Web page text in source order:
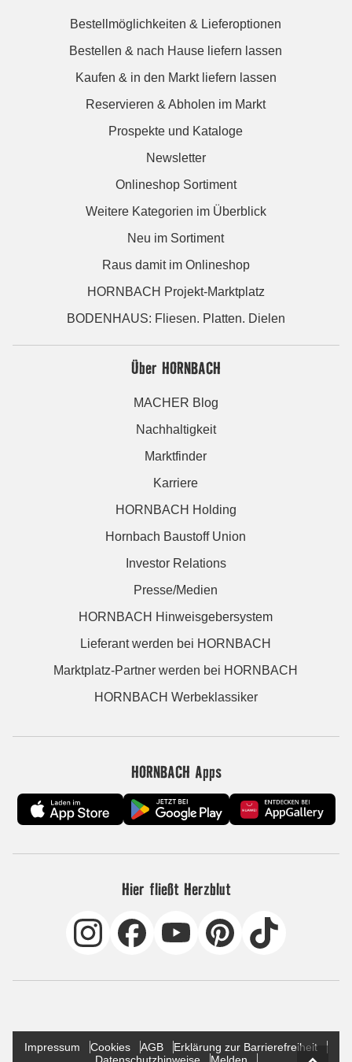
Bestellmöglichkeiten & Lieferoptionen
Bestellen & nach Hause liefern lassen
Kaufen & in den Markt liefern lassen
Reservieren & Abholen im Markt
Prospekte und Kataloge
Newsletter
Onlineshop Sortiment
Weitere Kategorien im Überblick
Neu im Sortiment
Raus damit im Onlineshop
HORNBACH Projekt-Marktplatz
BODENHAUS: Fliesen. Platten. Dielen
Über HORNBACH
MACHER Blog
Nachhaltigkeit
Marktfinder
Karriere
HORNBACH Holding
Hornbach Baustoff Union
Investor Relations
Presse/Medien
HORNBACH Hinweisgebersystem
Lieferant werden bei HORNBACH
Marktplatz-Partner werden bei HORNBACH
HORNBACH Werbeklassiker
HORNBACH Apps
Hier fließt Herzblut
Impressum Cookies AGB
Erklärung zur Barrierefreiheit
Datenschutzhinweise
Melden